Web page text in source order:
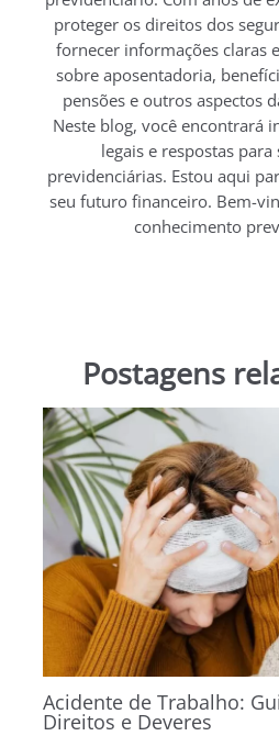
proteger os direitos dos
fornecer informações claras
sobre aposentadoria,
pensões e outros aspectos
Neste blog, você encontrará
legais e respostas
previdenciárias. Estou aqui
seu futuro financeiro. Bem-
conhecimento
Postagens
Acidente de Trabalho:
Direitos e Deveres